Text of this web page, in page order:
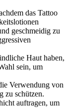
das Tattoo
geschmeidig zu
Haut haben,
sein, um
Verwendung von
zu schützen.
auftragen, um